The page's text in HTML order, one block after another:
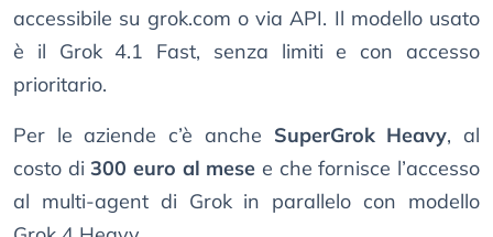
accessibile su grok.com o via API. Il modello usato
è il Grok 4.1 Fast, senza limiti e con accesso
prioritario.
Per le aziende c’è anche SuperGrok Heavy, al
costo di300 euro al mese e che fornisce l’accesso
al multi-agent di Grok in parallelo con modello